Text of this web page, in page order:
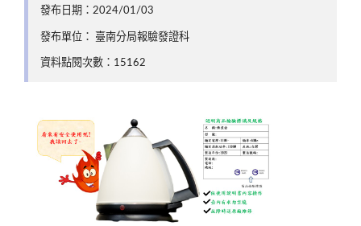
發布日期：2024/01/03
發布單位： 臺南分局報驗發證科
資料點閱次數：15162